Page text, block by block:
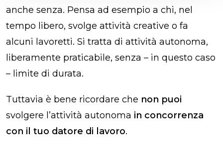
anche senza. Pensa ad esempio a chi, nel
tempo libero, svolge attività creative o fa
alcuni lavoretti. Si tratta di attività autonoma,
liberamente praticabile, senza – in questo caso
– limite di durata.
Tuttavia è bene ricordare che non puoi
svolgere l’attività autonoma in concorrenza
con il tuo datore di lavoro.